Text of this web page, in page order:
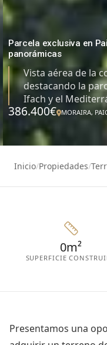
Parcela exclusiva en
panorámicas
Vista aérea de la
destacando la
Ifach y el
386.400€ MORAIRA,
Inicio/Propiedades/
0m²
SUPERFICIE
Presentamos una